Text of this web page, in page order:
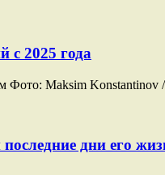
с 2025 года
Maksim Konstantinov /
дни его